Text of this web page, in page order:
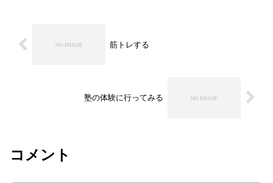
筋トレする
塾の体験に行ってみる
コメント